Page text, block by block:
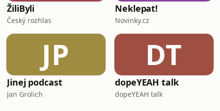
ŽiliByli
Český rozhlas
Neklepat!
Novinky.cz
JP
Jinej podcast
Jan Grolich
DT
dopeYEAH talk
dopeYEAH talk